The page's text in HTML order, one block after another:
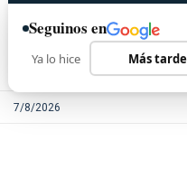
7/8/2026
Seguinos en
Ya lo hice Más tarde